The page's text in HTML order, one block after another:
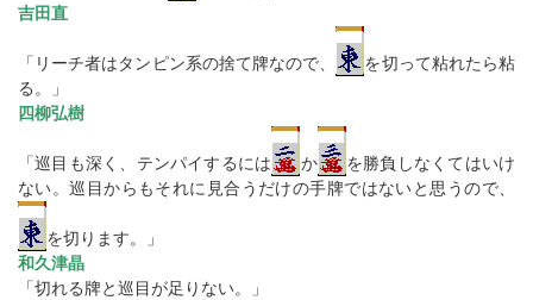
吉田直
「リーチ者はタンピン系の捨て牌なので、
を切って粘れたら粘
る。」
四柳弘樹
「巡目も深く、テンパイするには か
を勝負しなくてはいけ
ない。巡目からもそれに見合うだけの手牌ではないと思うので、
を切ります。」
和久津晶
「切れる牌と巡目が足りない。」